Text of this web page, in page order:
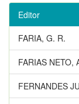
Editor
FARIA, G. R.
FARIAS NETO,
FERNANDES